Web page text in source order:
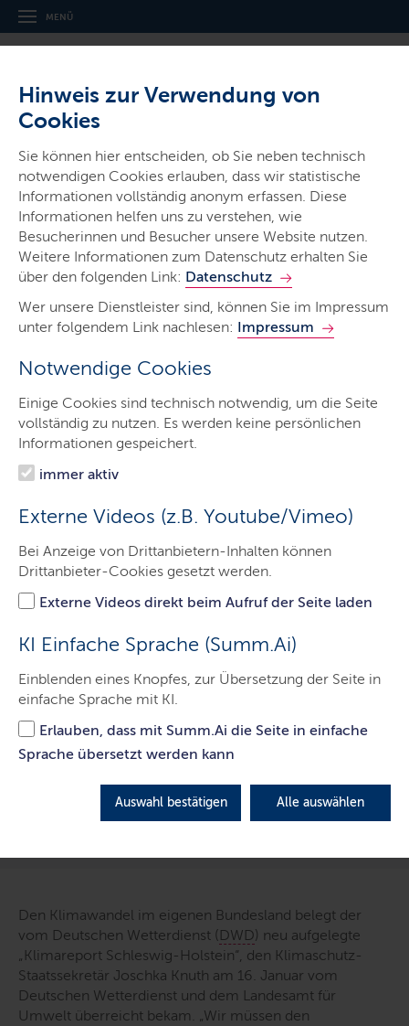
Hinweis zur Verwendung von
Cookies
Sie können hier entscheiden, ob Sie neben technisch
notwendigen Cookies erlauben, dass wir statistische
Informationen vollständig anonym erfassen. Diese
Informationen helfen uns zu verstehen, wie
Besucherinnen und Besucher unsere Website nutzen.
Weitere Informationen zum Datenschutz erhalten Sie
über den folgenden Link: Datenschutz
Wer unsere Dienstleister sind, können Sie im Impressum
unter folgendem Link nachlesen: Impressum
Notwendige Cookies
Einige Cookies sind technisch notwendig, um die Seite
vollständig zu nutzen. Es werden keine persönlichen
Informationen gespeichert.
immer aktiv
Externe Videos (z.B. Youtube/Vimeo)
Bei Anzeige von Drittanbietern-Inhalten können
Drittanbieter-Cookies gesetzt werden.
Externe Videos direkt beim Aufruf der Seite laden
KI Einfache Sprache (Summ.Ai)
Einblenden eines Knopfes, zur Übersetzung der Seite in
einfache Sprache mit KI.
Erlauben, dass mit Summ.Ai die Seite in einfache
Sprache übersetzt werden kann
Auswahl bestätigen Alle auswählen
MENÜ
Ministerium für Energie­wende,
Klimaschutz, Umwelt und Natur
Ministerien & Behörden
Start
Minister
Ministerium
Themen
Presse
Service
Neuauflage des Klimareports zeigt
Folgen des Klimawandels für
Schleswig-Holstein
auch im Echten Norden zu spüren.
Den Klimawandel im eigenen Bundesland belegt der
vom Deutschen Wetterdienst (DWD) neu aufgelegte
„Klimareport Schleswig-Holstein“, den Klimaschutz-
Staatssekretär Joschka Knuth am 16. Januar vom
Deutschen Wetterdienst und dem Landesamt für
Umwelt überreicht bekam. „Wir müssen den